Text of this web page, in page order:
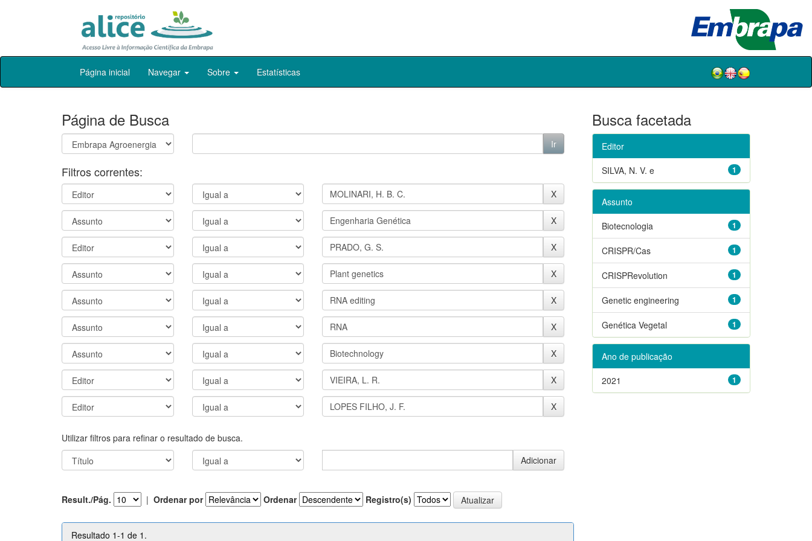
Skip
Página inicial Navegar Sobre Estatísticas
Página de Busca
Filtros correntes:
Utilizar filtros para refinar o resultado de busca.
Result./Pág. | Ordenar por Ordenar Registro(s)
Resultado 1-1 de 1.
Busca facetada
Editor
1
SILVA, N. V. e
Assunto
1
Biotecnologia
1
CRISPR/Cas
1
CRISPRevolution
1
Genetic engineering
1
Genética Vegetal
Ano de publicação
1
2021